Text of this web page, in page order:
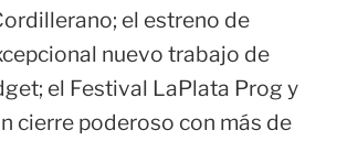
el estreno de
nuevo trabajo de
el Festival LaPlata Prog y
cierre poderoso con más de